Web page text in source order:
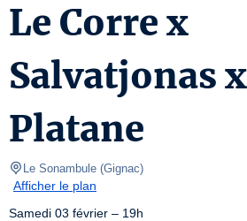
Le Corre x
Salvatjonas x
Platane
Le Sonambule (Gignac)
Afficher le plan
Samedi 03 février – 19h